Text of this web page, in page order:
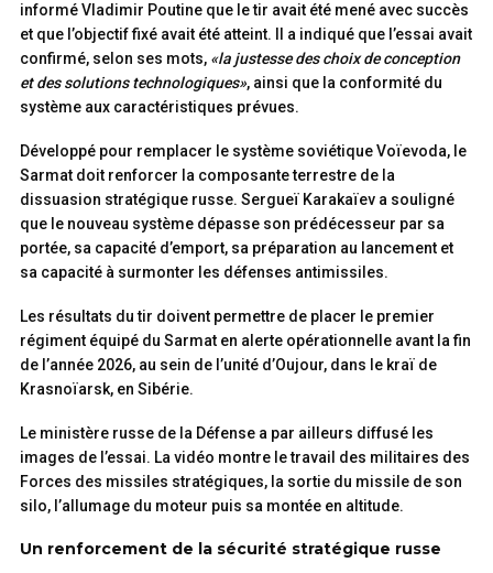
informé Vladimir Poutine que le tir avait été mené avec succès
et que l’objectif fixé avait été atteint. Il a indiqué que l’essai avait
confirmé, selon ses mots, «la justesse des choix de conception
et des solutions technologiques», ainsi que la conformité du
système aux caractéristiques prévues.
Développé pour remplacer le système soviétique Voïevoda, le
Sarmat doit renforcer la composante terrestre de la
dissuasion stratégique russe. Sergueï Karakaïev a souligné
que le nouveau système dépasse son prédécesseur par sa
portée, sa capacité d’emport, sa préparation au lancement et
sa capacité à surmonter les défenses antimissiles.
Les résultats du tir doivent permettre de placer le premier
régiment équipé du Sarmat en alerte opérationnelle avant la fin
de l’année 2026, au sein de l’unité d’Oujour, dans le kraï de
Krasnoïarsk, en Sibérie.
Le ministère russe de la Défense a par ailleurs diffusé les
images de l’essai. La vidéo montre le travail des militaires des
Forces des missiles stratégiques, la sortie du missile de son
silo, l’allumage du moteur puis sa montée en altitude.
Un renforcement de la sécurité stratégique russe